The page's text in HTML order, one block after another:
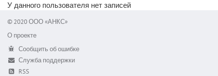
У данного пользователя нет записей
© 2020 ООО «АНКС»
О проекте
Сообщить об ошибке
Служба поддержки
RSS